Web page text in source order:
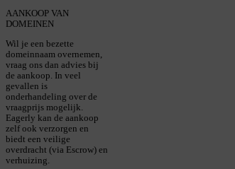
AANKOOP VAN
DOMEINEN
Wil je een bezette
domeinnaam overnemen,
vraag ons dan advies bij
de aankoop. In veel
gevallen is
onderhandeling over de
vraagprijs mogelijk.
Eagerly kan de aankoop
zelf ook verzorgen en
biedt een veilige
overdracht (via Escrow) en
verhuizing.